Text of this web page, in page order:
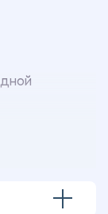
приложения: